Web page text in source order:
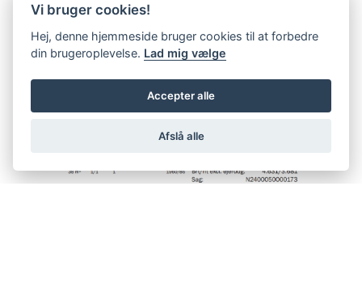
Vi bruger cookies!
Hej, denne hjemmeside bruger cookies til at forbedre
din brugeroplevelse. Lad mig vælge
Accepter alle
Afslå alle